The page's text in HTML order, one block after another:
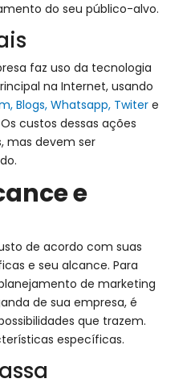
do seu público-alvo.
faz uso da tecnologia
na Internet, usando
Blogs, Whatsapp, Twitere
custos dessas ações
mas devem ser
e
de acordo com suas
e seu alcance. Para
de marketing
de sua empresa, é
que trazem.
específicas.